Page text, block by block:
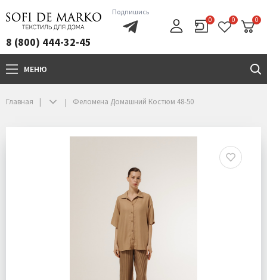
8 (800) 444-32-45
Подпишись
0 0 0
МЕНЮ
Главная Феломена Домашний Костюм 48-50